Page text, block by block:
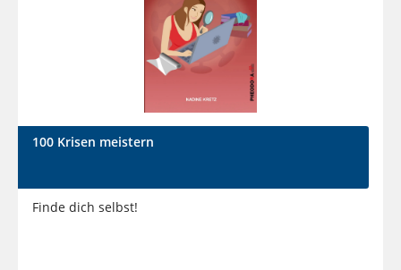
100 Krisen meistern
Finde dich selbst!